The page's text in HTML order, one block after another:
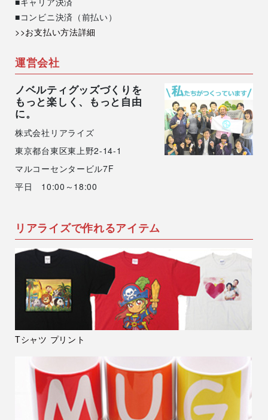
■コンビニ決済（前払い）
>>お支払い方法詳細
運営会社
ノベルティグッズづくりを
もっと楽しく、もっと自由
に。
株式会社リアライズ
東京都台東区東上野2-14-1
マルコーセンタービル7F
平日 10:00～18:00
リアライズで作れるアイテム
Tシャツ プリント